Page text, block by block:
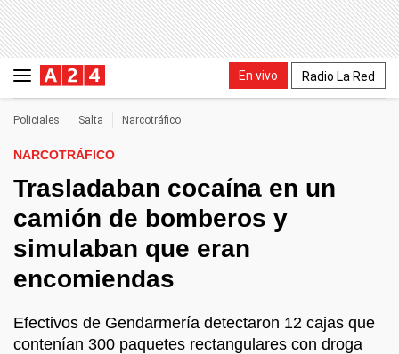
En vivo Radio La Red
Policiales Salta Narcotráfico
NARCOTRÁFICO
Trasladaban cocaína en un
camión de bomberos y
simulaban que eran
encomiendas
Efectivos de Gendarmería detectaron 12 cajas que
contenían 300 paquetes rectangulares con droga